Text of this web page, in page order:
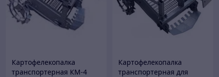
Картофелекопалка
транспортерная КМ-4
Картофелекопалка
транспортерная для